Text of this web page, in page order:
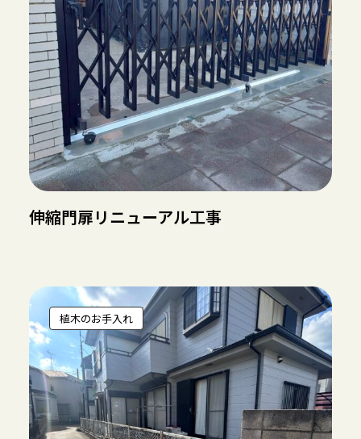
伸縮門扉リニューアル工事
植木のお手入れ